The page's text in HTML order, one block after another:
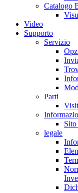
Catalogo
Video
Supporto
Servizio
Parti
legale